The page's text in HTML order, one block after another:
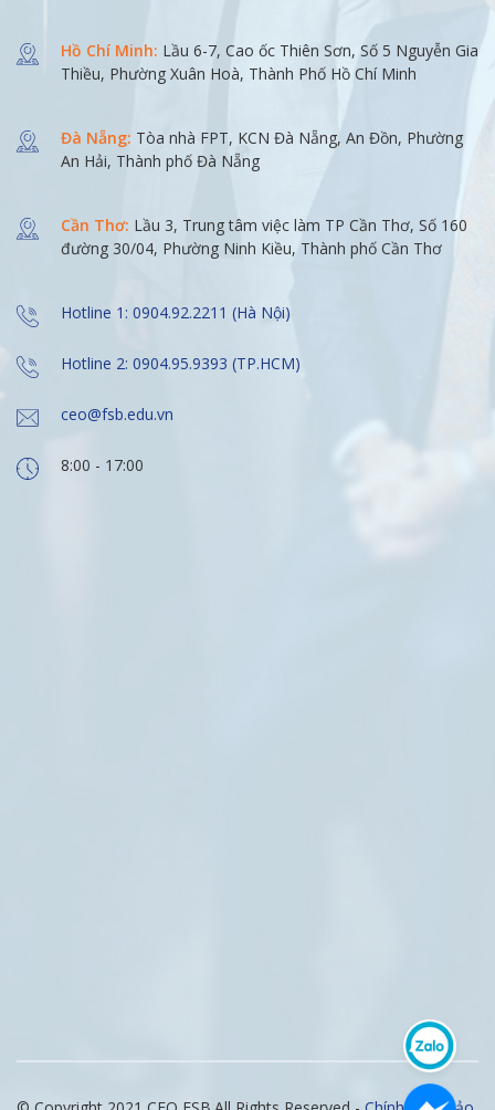
Hồ Chí Minh: Lầu 6-7, Cao ốc Thiên Sơn, Số 5 Nguyễn Gia
Thiều, Phường Xuân Hoà, Thành Phố Hồ Chí Minh
Đà Nẵng: Tòa nhà FPT, KCN Đà Nẵng, An Đồn, Phường
An Hải, Thành phố Đà Nẵng
Cần Thơ: Lầu 3, Trung tâm việc làm TP Cần Thơ, Số 160
đường 30/04, Phường Ninh Kiều, Thành phố Cần Thơ
Hotline 1: 0904.92.2211 (Hà Nội)
Hotline 2: 0904.95.9393 (TP.HCM)
ceo@fsb.edu.vn
8:00 - 17:00